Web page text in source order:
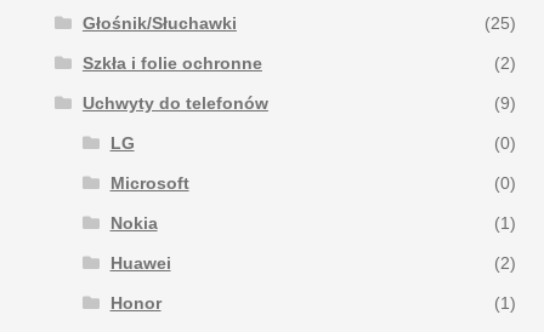
Głośnik/Słuchawki (25)
Szkła i folie ochronne (2)
Uchwyty do telefonów (9)
LG (0)
Microsoft (0)
Nokia (1)
Huawei (2)
Honor (1)